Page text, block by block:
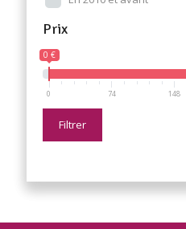
Prix
0 €
0 74 148
Filtrer